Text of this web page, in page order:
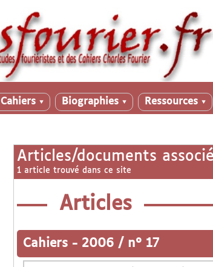
Cahiers ▼ Biographies ▼ Ressources ▼
Articles/documents
1 article trouvé dans ce site
Articles
Cahiers - 2006 / n° 17